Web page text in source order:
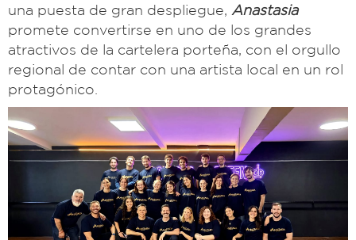
una puesta de gran despliegue, Anastasia
promete convertirse en uno de los grandes
atractivos de la cartelera porteña, con el orgullo
regional de contar con una artista local en un rol
protagónico.